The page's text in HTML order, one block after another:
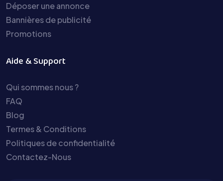
Déposer une annonce
Bannières de publicité
Promotions
Aide & Support
Qui sommes nous ?
FAQ
Blog
Termes & Conditions
Politiques de confidentialité
Contactez-Nous